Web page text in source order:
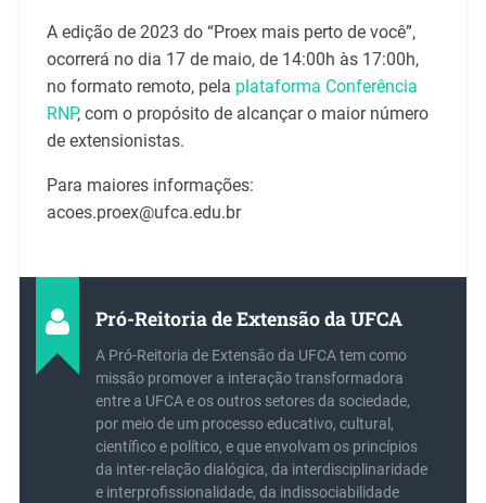
A edição de 2023 do “Proex mais perto de você”,
ocorrerá no dia 17 de maio, de 14:00h às 17:00h,
no formato remoto, pela plataforma Conferência
RNP, com o propósito de alcançar o maior número
de extensionistas.
Para maiores informações:
acoes.proex@ufca.edu.br
Pró-Reitoria de Extensão da UFCA
A Pró-Reitoria de Extensão da UFCA tem como
missão promover a interação transformadora
entre a UFCA e os outros setores da sociedade,
por meio de um processo educativo, cultural,
científico e político, e que envolvam os princípios
da inter-relação dialógica, da interdisciplinaridade
e interprofissionalidade, da indissociabilidade